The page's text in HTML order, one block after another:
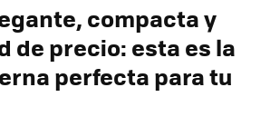
compacta y
de precio: esta es la
perfecta para tu